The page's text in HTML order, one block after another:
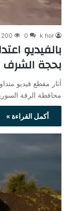
k hor
0
200
بالفيديو
بحجة الشرف
محافظة الرقة
أكمل القراءة »